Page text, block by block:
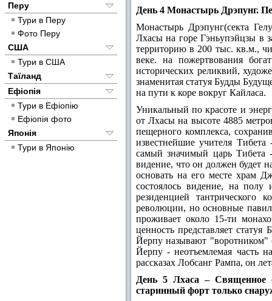
Перу
Тури в Перу
Фото Перу
США
Тури в США
Таїланд
Ефіопія
Тури в Ефіопію
Ефіопія фото
Японія
Тури в Японію
День 4 Монастырь Дрэпунг.
Монастырь Дрэпунг(секта
Лхасы на горе Гэньупэйцзы в
территорию в 200 тыс. кв.м.,
веке. на пожертвования
исторических реликвий,
знаменитая статуя Будды
на пути к коре вокруг Кайласа.
Уникальный по красоте и
от Лхасы на высоте 4885
пещерного комплекса,
известнейшие учителя
самый значимый царь
видение, что он должен будет
основать на его месте храм
состоялось видение, на
резиденцией тантрического
революции, но основные
проживает около 15-ти
ценность представляет
Йерпу называют "воротником"
Йерпу - неотъемлемая часть
рассказах Лобсанг Рампа, он
День 5 Лхаса – Священное
старинный форт только